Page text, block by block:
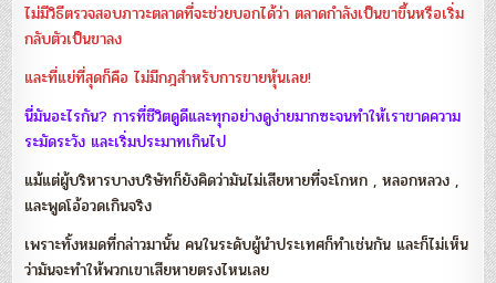
ไม่มีวิธีตรวจสอบภาวะตลาดที่จะช่วยบอกได้ว่า ตลาดกำลังเป็นขาขึ้นหรือเริ่ม
กลับตัวเป็นขาลง
และที่แย่ที่สุดก็คือ ไม่มีกฎสำหรับการขายหุ้นเลย!
นี่มันอะไรกัน? การที่ชีวิตดูดีและทุกอย่างดูง่ายมากซะจนทำให้เราขาดความ
ระมัดระวัง และเริ่มประมาทเกินไป
แม้แต่ผู้บริหารบางบริษัทก็ยังคิดว่ามันไม่เสียหายที่จะโกหก , หลอกหลวง ,
และพูดโอ้อวดเกินจริง
เพราะทั้งหมดที่กล่าวมานั้น คนในระดับผู้นำประเทศก็ทำเช่นกัน และก็ไม่เห็น
ว่ามันจะทำให้พวกเขาเสียหายตรงไหนเลย